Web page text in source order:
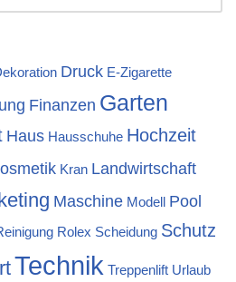
Druck E-Zigarette
Finanzen Garten
Haus Hausschuhe Hochzeit
Kran Landwirtschaft
Maschine Modell Pool
Rolex Scheidung Schutz
Technik Treppenlift Urlaub